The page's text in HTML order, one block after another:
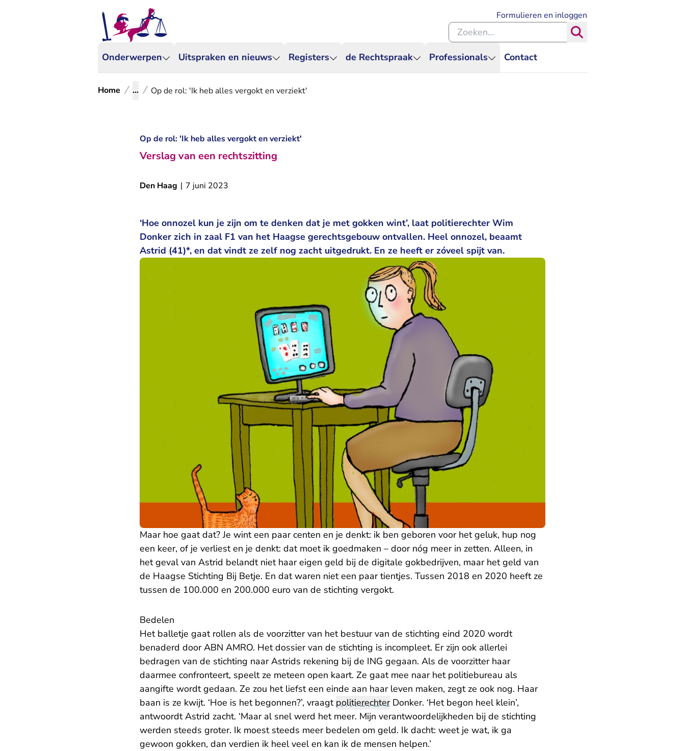
Onderwerpen Uitspraken en nieuws Registers de Rechtspraak Professionals Contact
Formulieren en inloggen
Zoeken binnen de Rechtspraak
Home ... Op de rol: 'Ik heb alles vergokt en verziekt'
Op de rol: 'Ik heb alles vergokt en verziekt'
Verslag van een rechtszitting
Den Haag | 7 juni 2023
‘Hoe onnozel kun je zijn om te denken dat je met gokken wint’, laat politierechter Wim
Donker zich in zaal F1 van het Haagse gerechtsgebouw ontvallen. Heel onnozel, beaamt
Astrid (41)*, en dat vindt ze zelf nog zacht uitgedrukt. En ze heeft er zóveel spijt van.
Maar hoe gaat dat? Je wint een paar centen en je denkt: ik ben geboren voor het geluk, hup nog
een keer, of je verliest en je denkt: dat moet ik goedmaken – door nóg meer in zetten. Alleen, in
het geval van Astrid belandt niet haar eigen geld bij de digitale gokbedrijven, maar het geld van
de Haagse Stichting Bij Betje. En dat waren niet een paar tientjes. Tussen 2018 en 2020 heeft ze
tussen de 100.000 en 200.000 euro van de stichting vergokt.
Bedelen
Het balletje gaat rollen als de voorzitter van het bestuur van de stichting eind 2020 wordt
benaderd door ABN AMRO. Het dossier van de stichting is incompleet. Er zijn ook allerlei
bedragen van de stichting naar Astrids rekening bij de ING gegaan. Als de voorzitter haar
daarmee confronteert, speelt ze meteen open kaart. Ze gaat mee naar het politiebureau als
aangifte wordt gedaan. Ze zou het liefst een einde aan haar leven maken, zegt ze ook nog. Haar
baan is ze kwijt. ‘Hoe is het begonnen?’, vraagt politierechterDonker. ‘Het begon heel klein’,
antwoordt Astrid zacht. ‘Maar al snel werd het meer. Mijn verantwoordelijkheden bij de stichting
werden steeds groter. Ik moest steeds meer bedelen om geld. Ik dacht: weet je wat, ik ga
gewoon gokken, dan verdien ik heel veel en kan ik de mensen helpen.’